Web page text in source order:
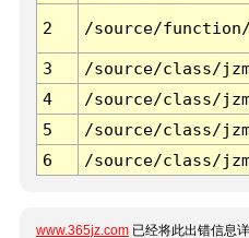
2 /source/
3 /source/class/
4
/source/class/
5
/source/class/
6
/source/class/
www.365jz.com 已经将此出错信息